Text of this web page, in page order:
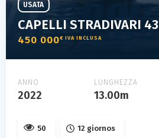
CAPELLI STRADIVARI 43
450 000€ IVA INCLUSA
USATA
ANNO
2022
LUNGHEZZA
13.00m
50 12 giornos